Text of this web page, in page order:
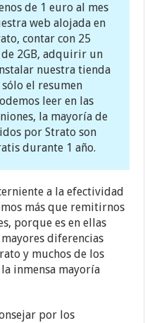
de 1 euro al mes
web alojada en
contar con 25
2GB, adquirir un
nuestra tienda
el resumen
leer en las
la mayoría de
por Strato son
durante 1 año.
a la efectividad
más que remitirnos
porque es en ellas
diferencias
y muchos de los
inmensa mayoría
por los